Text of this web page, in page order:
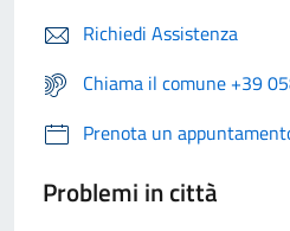
Richiedi Assistenza
Chiama il comune +39
Prenota un
Problemi in città